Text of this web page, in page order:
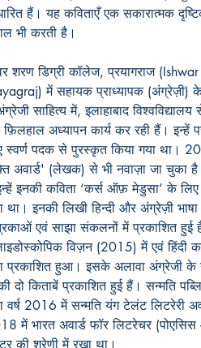
हैं। यह कविताएँ एक सकारात्मक
भी करती है।
शरण डिग्री कॉलेज, प्रयागराज
में सहायक प्राध्यापक (अंग्रेज़ी) के
साहित्य में, इलाहाबाद
अध्यापन कार्य कर रही हैं। इन्हें
स्वर्ण पदक से पुरस्कृत किया गया था।
अवार्ड' (लेखक) से भी नवाज़ा जा चुका
इनकी कविता ‘कर्स ऑफ़ मेडुसा’ के
था। इनकी लिखी हिन्दी और अंग्रेज़ी
एवं साझा संकलनों में प्रकाशित हुई
विज़न (2015) में एवं
प्रकाशित हुआ। इसके अलावा अंग्रेजी के
दो किताबें प्रकाशित हुई हैं। सन्मति
वर्ष 2016 में सन्मति यंग टेलंट लिटरेरी
में भारत अवार्ड फॉर लिटरेचर
की श्रेणी में रखा था।